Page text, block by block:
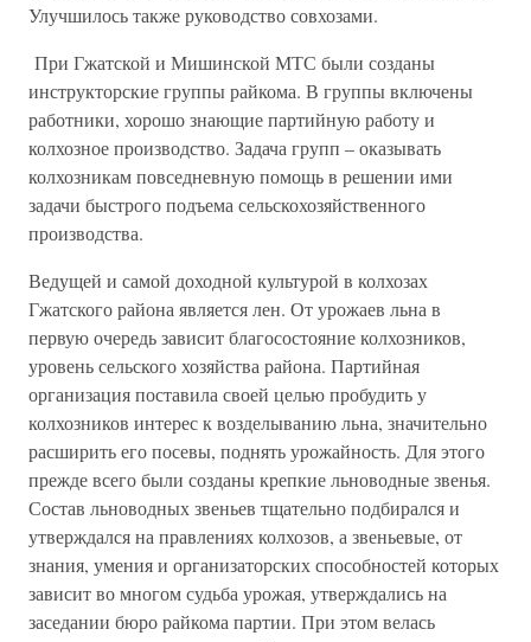
Улучшилось также руководство совхозами.
При Гжатской и Мишинской МТС были созданы
инструкторские группы райкома. В группы включены
работники, хорошо знающие партийную работу и
колхозное производство. Задача групп – оказывать
колхозникам повседневную помощь в решении ими
задачи быстрого подъема сельскохозяйственного
производства.
Ведущей и самой доходной культурой в колхозах
Гжатского района является лен. От урожаев льна в
первую очередь зависит благосостояние колхозников,
уровень сельского хозяйства района. Партийная
организация поставила своей целью пробудить у
колхозников интерес к возделыванию льна, значительно
расширить его посевы, поднять урожайность. Для этого
прежде всего были созданы крепкие льноводные звенья.
Состав льноводных звеньев тщательно подбирался и
утверждался на правлениях колхозов, а звеньевые, от
знания, умения и организаторских способностей которых
зависит во многом судьба урожая, утверждались на
заседании бюро райкома партии. При этом велась